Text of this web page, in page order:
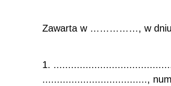
Zawarta w ……………, w
1.
....................................,